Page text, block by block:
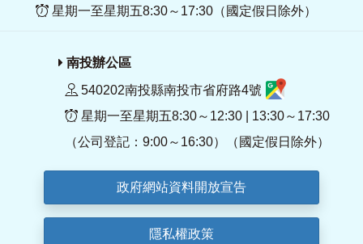
星期一至星期五8:30～17:30（國定假日除外）
南投辦公區
540202南投縣南投市省府路4號
星期一至星期五8:30～12:30 | 13:30～17:30
（公司登記：9:00～16:30）（國定假日除外）
政府網站資料開放宣告
隱私權政策